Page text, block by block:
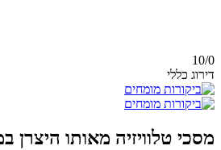
10/0
דירוג כללי
מסכי טלוויזיה מאותו היצרן